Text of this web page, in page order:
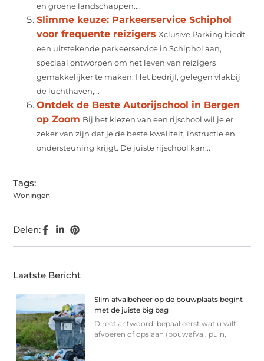
en groene landschappen....
Slimme keuze: Parkeerservice Schiphol
voor frequente reizigers Xclusive Parking biedt
een uitstekende parkeerservice in Schiphol aan,
speciaal ontworpen om het leven van reizigers
gemakkelijker te maken. Het bedrijf, gelegen vlakbij
de luchthaven,...
Ontdek de Beste Autorijschool in Bergen
op Zoom Bij het kiezen van een rijschool wil je er
zeker van zijn dat je de beste kwaliteit, instructie en
ondersteuning krijgt. De juiste rijschool kan...
Tags:
Woningen
Delen:
Laatste Bericht
Slim afvalbeheer op de bouwplaats begint
met de juiste big bag
Direct antwoord: bepaal eerst wat u wilt
afvoeren of opslaan (bouwafval, puin,